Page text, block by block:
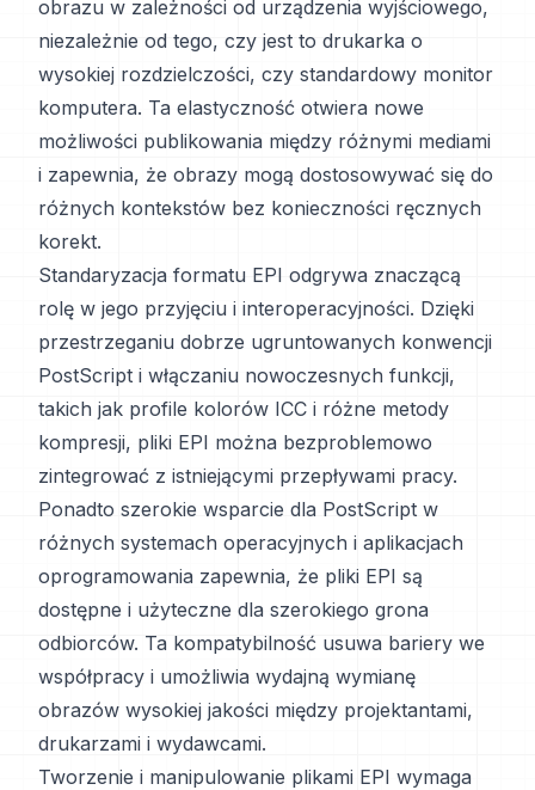
obrazu w zależności od urządzenia wyjściowego,
niezależnie od tego, czy jest to drukarka o
wysokiej rozdzielczości, czy standardowy monitor
komputera. Ta elastyczność otwiera nowe
możliwości publikowania między różnymi mediami
i zapewnia, że obrazy mogą dostosowywać się do
różnych kontekstów bez konieczności ręcznych
korekt.
Standaryzacja formatu EPI odgrywa znaczącą
rolę w jego przyjęciu i interoperacyjności. Dzięki
przestrzeganiu dobrze ugruntowanych konwencji
PostScript i włączaniu nowoczesnych funkcji,
takich jak profile kolorów ICC i różne metody
kompresji, pliki EPI można bezproblemowo
zintegrować z istniejącymi przepływami pracy.
Ponadto szerokie wsparcie dla PostScript w
różnych systemach operacyjnych i aplikacjach
oprogramowania zapewnia, że pliki EPI są
dostępne i użyteczne dla szerokiego grona
odbiorców. Ta kompatybilność usuwa bariery we
współpracy i umożliwia wydajną wymianę
obrazów wysokiej jakości między projektantami,
drukarzami i wydawcami.
Tworzenie i manipulowanie plikami EPI wymaga